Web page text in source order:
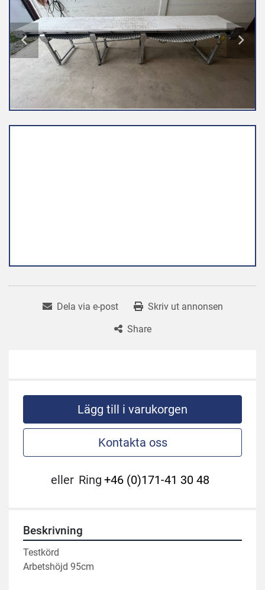
Dela via e-post
Skriv ut annonsen
Share
Lägg till i varukorgen
Kontakta oss
eller Ring +46 (0)171-41 30 48
Beskrivning
Testkörd
Arbetshöjd 95cm